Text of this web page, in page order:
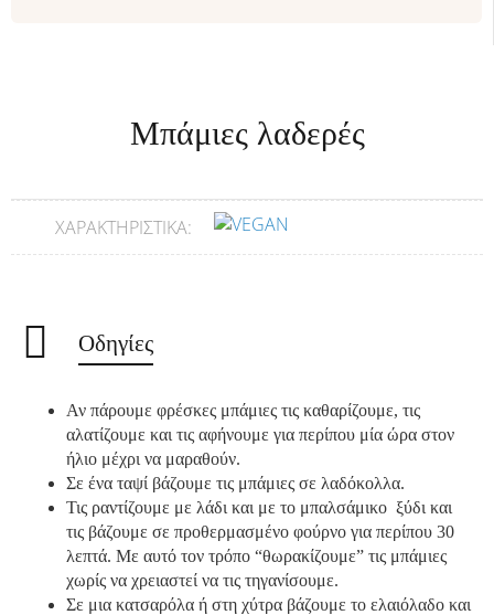
Μπάμιες λαδερές
ΧΑΡΑΚΤΗΡΙΣΤΙΚΆ:
Οδηγίες
Αν πάρουμε φρέσκες μπάμιες τις καθαρίζουμε, τις
αλατίζουμε και τις αφήνουμε για περίπου μία ώρα στον
ήλιο μέχρι να μαραθούν.
Σε ένα ταψί βάζουμε τις μπάμιες σε λαδόκολλα.
Τις ραντίζουμε με λάδι και με το μπαλσάμικο ξύδι και
τις βάζουμε σε προθερμασμένο φούρνο για περίπου 30
λεπτά. Με αυτό τον τρόπο “θωρακίζουμε” τις μπάμιες
χωρίς να χρειαστεί να τις τηγανίσουμε.
Σε μια κατσαρόλα ή στη χύτρα βάζουμε το ελαιόλαδο και